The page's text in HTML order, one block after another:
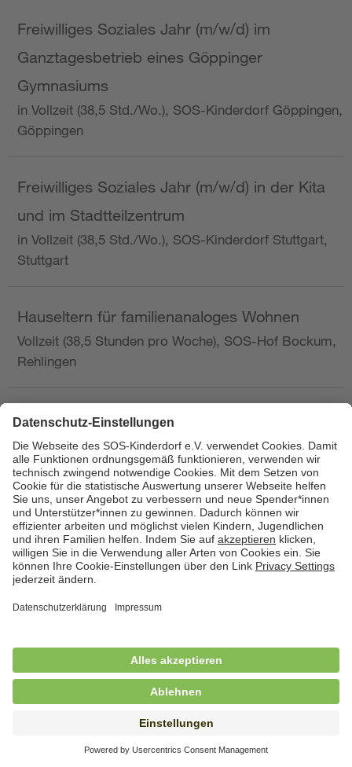
Freiwilliges Soziales Jahr (m/w/d) im
Ganztagesbetrieb eines Göppinger
Gymnasiums
in Vollzeit (38,5 Std./Wo.), SOS-Kinderdorf Göppingen,
Göppingen
Freiwilliges Soziales Jahr (m/w/d) in der Kita
und im Stadtteilzentrum
in Vollzeit (38,5 Std./Wo.), SOS-Kinderdorf Stuttgart,
Stuttgart
Hauseltern für familienanaloges Wohnen
Vollzeit (38,5 Stunden pro Woche), SOS-Hof Bockum,
Rehlingen
Hauswirtschafterin / Köchin (m/w/d) als
Ausbilderin (m/w/d) im Bereich
Nahrungszubereitung
in Vollzeit (38,5 Std./Wo.), SOS-Kinderdorf
Saarbrücken, Saarbrücken
Hauswirtschaftskraft (m/w/d)
in Teilzeit (mind. 20 - max. 30 Std./.Wo.), SOS-
Hauswirtschaftskraft (m/w/d)
in unbefristeter Anstellung, Teilzeit (20 Std./Wo.), SOS-
Kinderdorf Dortmund, Hagen